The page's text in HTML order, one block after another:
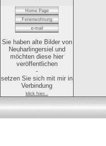
Home Page
Ferienwohnung
e-mail
Sie haben alte Bilder von
Neuharlingersiel und
möchten diese hier
veröffentlichen
-
setzen Sie sich mit mir in
Verbindung
klick hier...